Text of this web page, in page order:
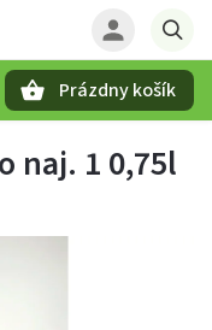
Prázdny košík
naj. 1 0,75l